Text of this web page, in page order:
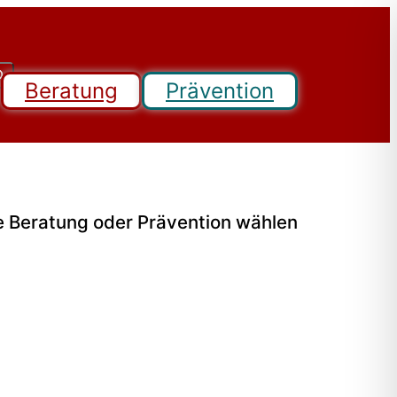
Beratung Prävention
Beratung oder Prävention wählen